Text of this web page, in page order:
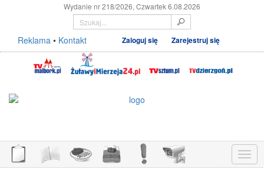
Wydanie nr 218/2026, Czwartek 6.08.2026
Reklama • Kontakt Zaloguj się Zarejestruj się
Menu